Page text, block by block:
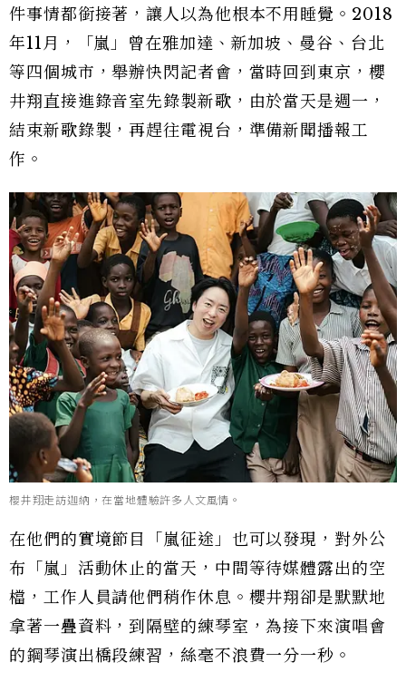
件事情都銜接著，讓人以為他根本不用睡覺。2018
年11月，「嵐」曾在雅加達、新加坡、曼谷、台北
等四個城市，舉辦快閃記者會，當時回到東京，櫻
井翔直接進錄音室先錄製新歌，由於當天是週一，
結束新歌錄製，再趕往電視台，準備新聞播報工
作。
櫻井翔走訪迦納，在當地體驗許多人文風情。
在他們的實境節目「嵐征途」也可以發現，對外公
布「嵐」活動休止的當天，中間等待媒體露出的空
檔，工作人員請他們稍作休息。櫻井翔卻是默默地
拿著一疊資料，到隔壁的練琴室，為接下來演唱會
的鋼琴演出橋段練習，絲毫不浪費一分一秒。